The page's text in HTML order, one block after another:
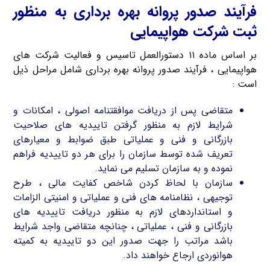
فرآیند صدور پروانه بهره برداری به منظور
ثبت شرکت هواپیمایی
بر اساس ماده ۱۱ دستورالعمل تاسیس و فعالیت شرکت های
هواپیمایی ، فرآیند صدور پروانه بهره برداری شامل مراحل ذیل
است :
متقاضی پس از دریافت موافقتنامه اصولی ، امکانات و
شرایط لازم به منظور گرفتن تاییدیه‌ های صلاحیت
بازرگانی و فنی و عملیاتی طبق ضوابط و معیارهای
تعریف شده توسط سازمان را برای هر دو تاییدیه فراهم
نموده و به سازمان تسلیم می نماید.
سازمان با لحاظ کردن شاخص کفایت مالی ، طرح
توجیهی ، نظامنامه ‌های فنی و عملیاتی و امنیتی الزامات
و استانداردهای لازم به منظور دریافت تاییدیه ‌های
بازرگانی و فنی ، عملیاتی ، چنانچه متقاضی واجد شرایط
باشد مراتب را جهت صدور این دو تاییدیه به کمیته
هوانوردی ارجاع خواهند داد.